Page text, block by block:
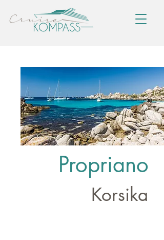
Propriano
Korsika